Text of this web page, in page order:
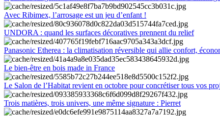
Avec Ribimex, l’arrosage est un jeu d’enfant !
UNDORA : quand les surfaces décoratives prennent du relief
Panasonic Etherea : la climatisation réversible qui allie confort,
Le bien-être en bois made in France
Le Salon de l’Habitat revient en octobre pour concrétiser tous vos
Trois matières, trois univers, une même signature : Pierret